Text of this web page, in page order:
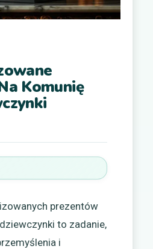
Komunię
prezentów
to zadanie,
i